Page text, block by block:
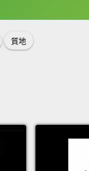
質地